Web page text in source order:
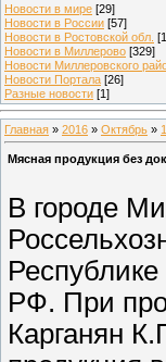
Новости в мире [29]
Новости в России [57]
Новости в Ростовской обл.
Новости в Миллерово [329]
Новости Миллеровского
Новости Портала [26]
Разные новости [1]
Главная » 2016 » Октябрь »
Мясная продукция без
В городе
РФ. При
Карганян